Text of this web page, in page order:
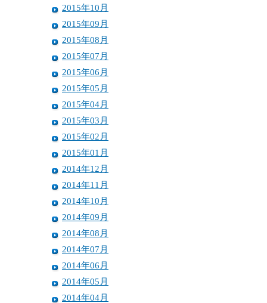
2015年10月
2015年09月
2015年08月
2015年07月
2015年06月
2015年05月
2015年04月
2015年03月
2015年02月
2015年01月
2014年12月
2014年11月
2014年10月
2014年09月
2014年08月
2014年07月
2014年06月
2014年05月
2014年04月